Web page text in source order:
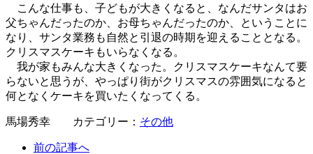
こんな仕事も、子どもが大きくなると、なんだサンタはお
父ちゃんだったのか、お母ちゃんだったのか、ということに
なり、サンタ業務も自然と引退の時期を迎えることとなる。
クリスマスケーキもいらなくなる。
我が家もみんな大きくなった。クリスマスケーキなんて要
らないと思うが、やっぱり街がクリスマスの雰囲気になると
何となくケーキを買いたくなってくる。
馬場秀幸 カテゴリー： その他
前の記事へ